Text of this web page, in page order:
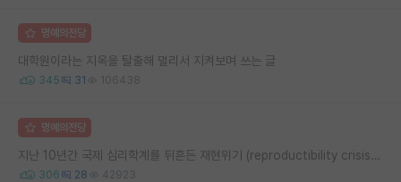
명예의전당
대학원이라는 지옥을 탈출해 멀리서 지켜보며 쓰는 글
345 31 106438
명예의전당
지난 10년간 국제 심리학계를 뒤흔든 재현위기 (reproductibility crisis) 요약 (1편)
306 28 42923